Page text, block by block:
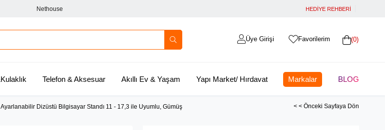
Nethouse HEDİYE REHBERİ
0
Favorilerim
Üye Girişi
Telefon & Aksesuar Akıllı Ev & Yaşam Yapı Market/ Hırdavat Markalar BLOG
Dizüstü Bilgisayar Standı 11 - 17,3 ile Uyumlu, Gümüş < < Önceki Sayfaya Dön